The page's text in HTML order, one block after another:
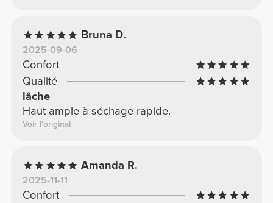
Bruna D.
2025-09-06
Confort
Qualité
lâche
Haut ample à séchage rapide.
Voir l'original
Amanda R.
2025-11-11
Confort